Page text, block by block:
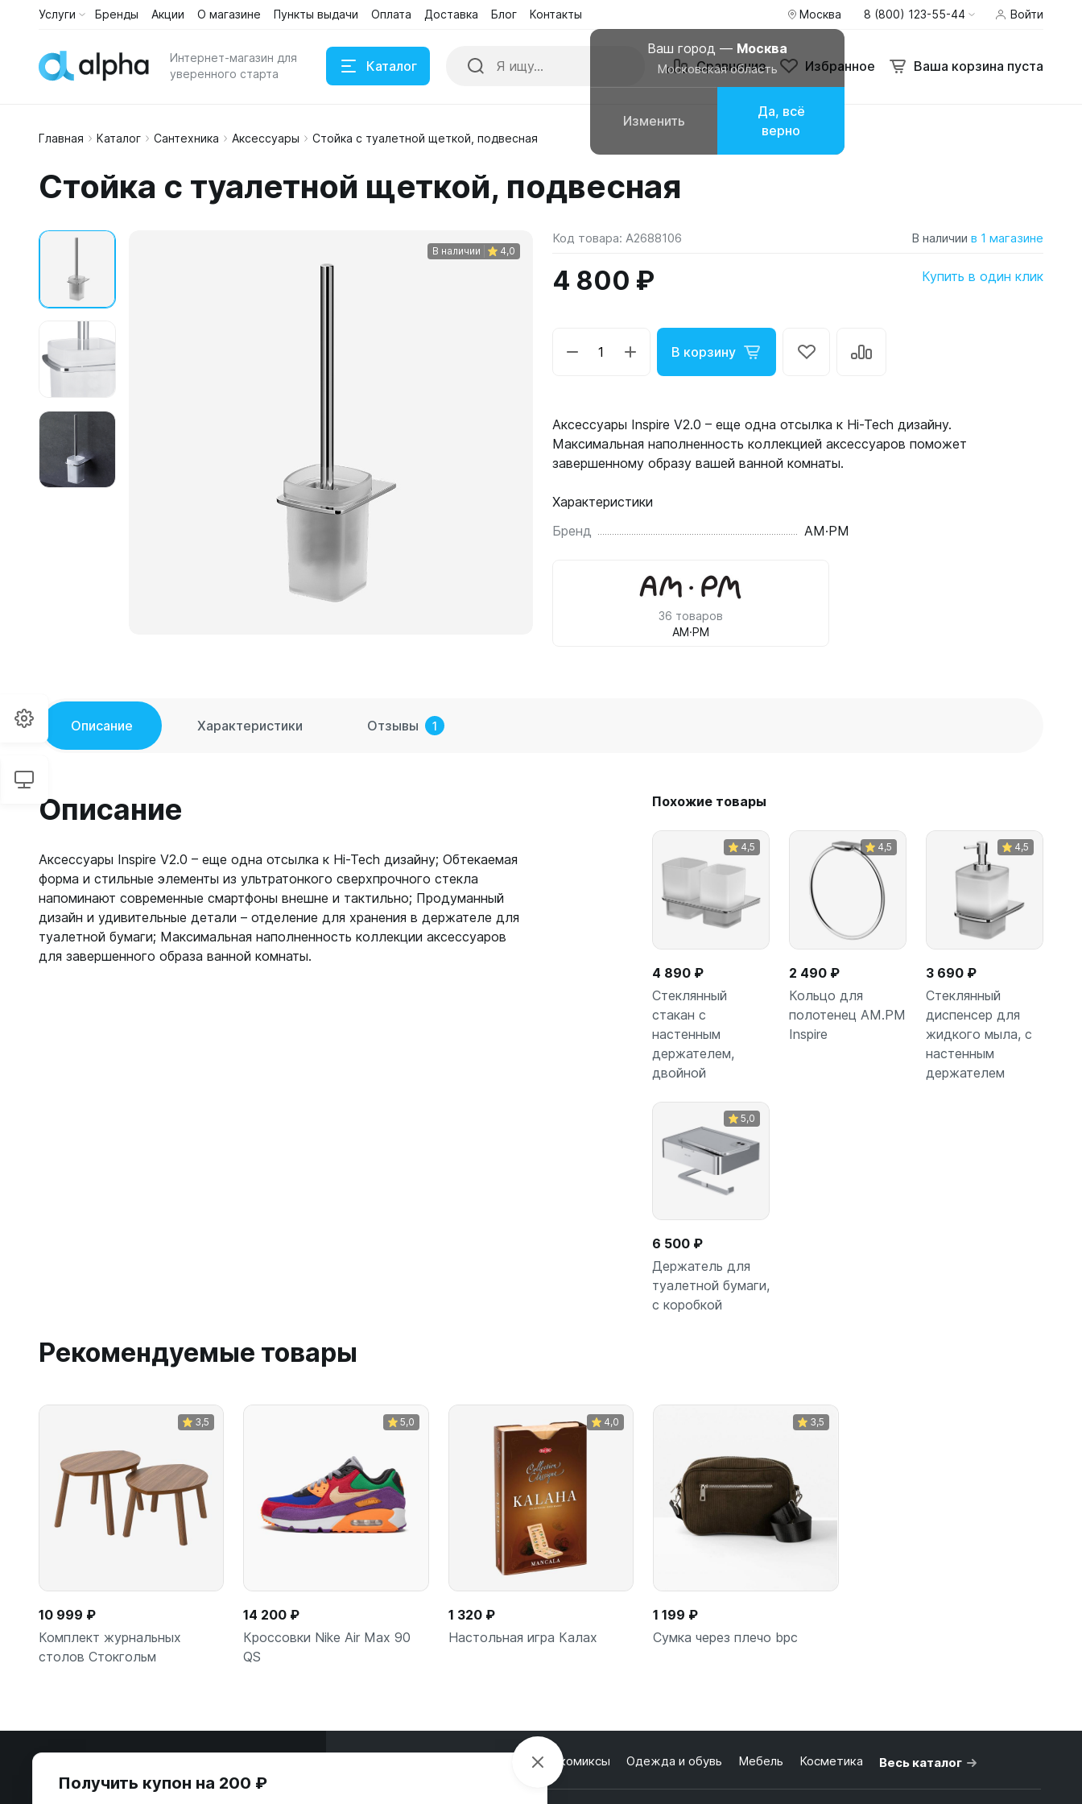
Услуги Бренды Акции О магазине Пункты выдачи Оплата Доставка Блог Контакты Москва
Ваш город — Москва
Московская область
Изменить
Да, всё
верно
8 (800) 123-55-44 Войти
Интернет-магазин для
уверенного старта
Каталог Сравнение Избранное Ваша корзина пуста
Наушники
Портативные колонки Чехлы для смартфонов
Главная Каталог Сантехника Аксессуары Стойка с туалетной щеткой, подвесная
Стойка с туалетной щеткой, подвесная
В наличии 4,0
Код товара: A2688106 В наличии в 1 магазине
4 800 ₽ Купить в один клик
В корзину
Аксессуары Inspire V2.0 – еще одна отсылка к Hi-Tech дизайну.
Максимальная наполненность коллекцией аксессуаров поможет
завершенному образу вашей ванной комнаты.
Характеристики
Бренд
AM·PM
36 товаров
AM·PM
Описание Характеристики Отзывы 1
Описание
Аксессуары Inspire V2.0 – еще одна отсылка к Hi-Tech дизайну; Обтекаемая
форма и стильные элементы из ультратонкого сверхпрочного стекла
напоминают современные смартфоны внешне и тактильно; Продуманный
дизайн и удивительные детали – отделение для хранения в держателе для
туалетной бумаги; Максимальная наполненность коллекции аксессуаров
для завершенного образа ванной комнаты.
Похожие товары
4,5
В корзину
4 890 ₽
Стеклянный
стакан с
настенным
держателем,
двойной
4,5
В корзину
2 490 ₽
Кольцо для
полотенец AM.PM
Inspire
4,5
Подписаться
3 690 ₽
Стеклянный
диспенсер для
жидкого мыла, с
настенным
держателем
5,0
В корзину
6 500 ₽
Держатель для
туалетной бумаги,
с коробкой
Рекомендуемые товары
3,5
В корзину
10 999 ₽
Комплект журнальных
столов Стокгольм
5,0
В корзину
14 200 ₽
Кроссовки Nike Air Max 90
QS
4,0
В корзину
1 320 ₽
Настольная игра Калах
3,5
1 199 ₽
Сумка через плечо bpc
Настольные игры и комиксы Одежда и обувь Мебель Косметика Весь каталог
Получить купон на 200 ₽